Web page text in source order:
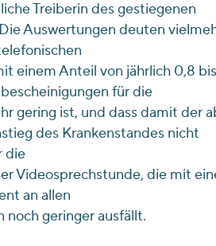
Treiberin des gestiegenen
Auswertungen deuten
einem Anteil von jährlich 0,8 bis
für die
gering ist, und dass damit der
des Krankenstandes nicht
die
Videosprechstunde, die mit
an allen
geringer ausfällt.